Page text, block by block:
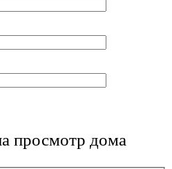
просмотр дома